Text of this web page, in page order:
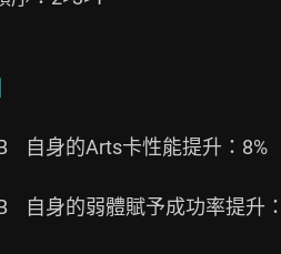
自身的Arts卡性能提升：8%
自身的弱體賦予成功率提升